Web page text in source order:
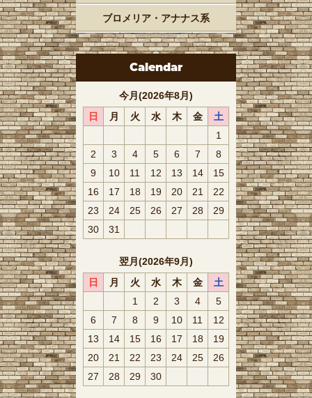
ブロメリア・アナナス系
Calendar
今月(2026年8月)
日
月 火 水 木 金
土
1
2
3 4 5 6 7
8
9
10 11 12 13 14
15
16
17 18 19 20 21
22
23
24 25 26 27 28
29
30
31
翌月(2026年9月)
日
月 火 水 木 金
土
1
2 3 4
5
6
7 8 9 10 11
12
13
14 15 16 17 18
19
20
21 22 23 24 25
26
27
28 29 30